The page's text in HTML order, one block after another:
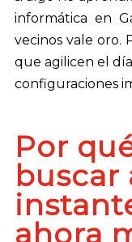
informática en
vecinos vale oro.
que agilicen el
configuraciones
Por
buscar
ahora